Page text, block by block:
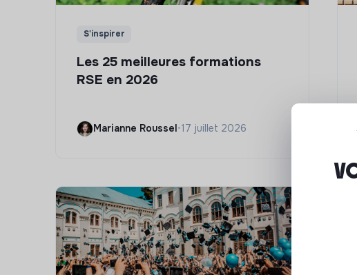
S'inspirer
Les 25 meilleures formations
RSE en 2026
Marianne Roussel•17 juillet 2026